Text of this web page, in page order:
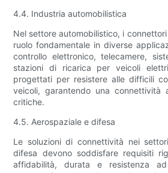
4.4. Industria automobilistica
Nel settore automobilistico, i
ruolo fondamentale in diverse
controllo elettronico, telecamere,
stazioni di ricarica per veicoli
progettati per resistere alle difficili
veicoli, garantendo una connettività
critiche.
4.5. Aerospaziale e difesa
Le soluzioni di connettività nei
difesa devono soddisfare requisiti
affidabilità, durata e resistenza